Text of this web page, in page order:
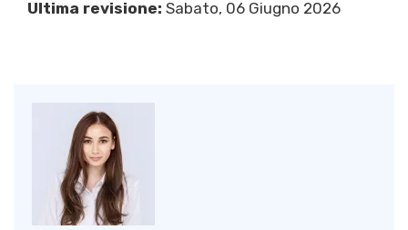
Ultima revisione: Sabato, 06 Giugno 2026